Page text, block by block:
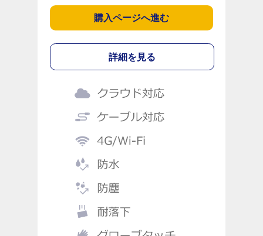
購入ページへ進む
詳細を見る